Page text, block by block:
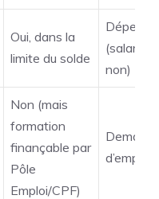
Oui, dans la
limite du solde
Dépend
(salarié
non)
Non (mais
formation
finançable par
Pôle
Emploi/CPF)
d’emploi